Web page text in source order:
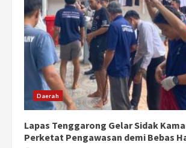
Daerah
Lapas Tenggarong Gelar Sidak
Perketat Pengawasan demi Bebas